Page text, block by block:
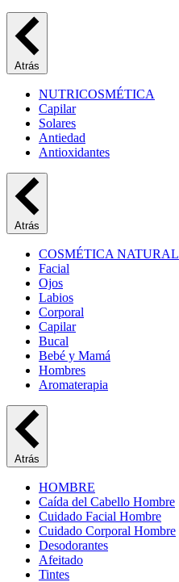
Atrás
NUTRICOSMÉTICA
Capilar
Solares
Antiedad
Antioxidantes
Atrás
COSMÉTICA NATURAL
Facial
Ojos
Labios
Corporal
Capilar
Bucal
Bebé y Mamá
Hombres
Aromaterapia
Atrás
HOMBRE
Caída del Cabello Hombre
Cuidado Facial Hombre
Cuidado Corporal Hombre
Desodorantes
Afeitado
Tintes